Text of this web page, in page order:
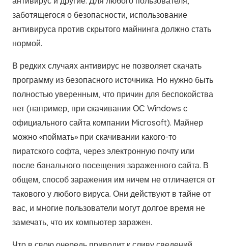
заботящегося о безопасности, использование
антивируса против скрытого майнинга должно стать
нормой.
В редких случаях антивирус не позволяет скачать
программу из безопасного источника. Но нужно быть
полностью уверенным, что причин для беспокойства
нет (например, при скачивании ОС Windows с
официального сайта компании Microsoft). Майнер
можно «поймать» при скачивании какого-то
пиратского софта, через электронную почту или
после банального посещения зараженного сайта. В
общем, способ заражения им ничем не отличается от
такового у любого вируса. Они действуют в тайне от
вас, и многие пользователи могут долгое время не
замечать, что их компьютер заражен.